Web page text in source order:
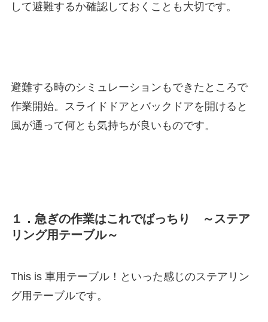
して避難するか確認しておくことも大切です。
避難する時のシミュレーションもできたところで
作業開始。スライドドアとバックドアを開けると
風が通って何とも気持ちが良いものです。
１．急ぎの作業はこれでばっちり ～ステア
リング用テーブル～
This is 車用テーブル！といった感じのステアリン
グ用テーブルです。